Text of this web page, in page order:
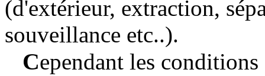
(d'extérieur, extraction,
souveillance etc..).
Cependant les